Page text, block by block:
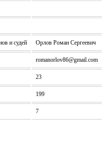
и судей Орлов Роман Сергеевич
romanorlov86@gmail.com
23
199
7